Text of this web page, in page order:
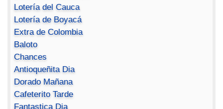
Lotería del Cauca
Lotería de Boyacá
Extra de Colombia
Baloto
Chances
Antioqueñita Dia
Dorado Mañana
Cafeterito Tarde
Fantastica Dia